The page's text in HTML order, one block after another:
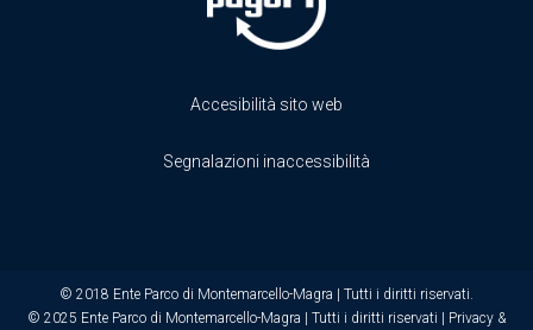
Accesibilità sito web
Segnalazioni inaccessibilità
© 2018 Ente Parco di Montemarcello-Magra | Tutti i diritti riservati.
© 2025 Ente Parco di Montemarcello-Magra | Tutti i diritti riservati | Privacy &